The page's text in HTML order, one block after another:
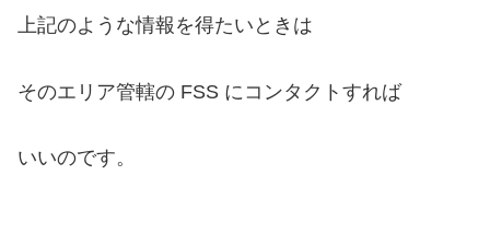
上記のような情報を得たいときは
そのエリア管轄の FSS にコンタクトすれば
いいのです。